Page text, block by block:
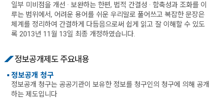
일부 미비점을 개선 · 보완하는 한편, 법적 간결성 · 함축성과 조화를 이
루는 범위에서, 어려운 용어를 쉬운 우리말로 풀어쓰고 복잡한 문장은
체계를 정리하여 간결하게 다듬음으로써 쉽게 읽고 잘 이해할 수 있도
록 2013년 11월 13일 최종 개정하였습니다.
정보공개제도 주요내용
정보공개 청구
정보공개 청구는 공공기관이 보유한 정보를 청구인의 청구에 의해 공개
하는 제도입니다